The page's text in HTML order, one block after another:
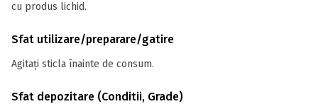
cu produs lichid.
Sfat utilizare/preparare/gatire
Agitați sticla înainte de consum.
Sfat depozitare (Conditii, Grade)